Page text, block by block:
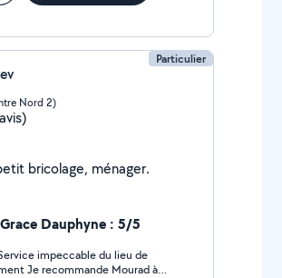
Particulier
Nord 2)
bricolage, ménager.
Dauphyne : 5/5
à